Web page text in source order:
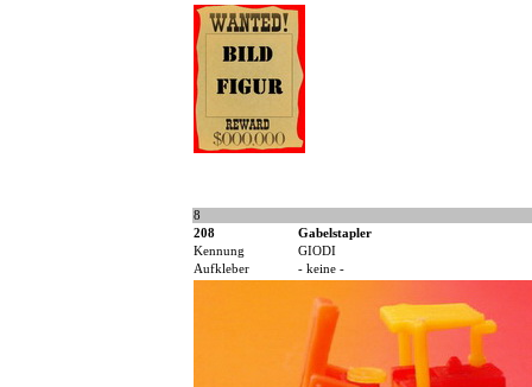
8
208
Gabelstapler
Kennung
GIODI
Aufkleber
- keine -